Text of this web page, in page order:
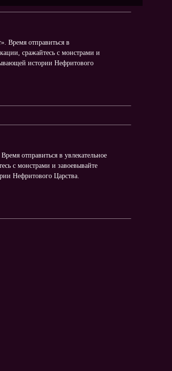
Время отправиться в
сражайтесь с монстрами и
истории Нефритового
отправиться в увлекательное
с монстрами и завоевывайте
Нефритового Царства.